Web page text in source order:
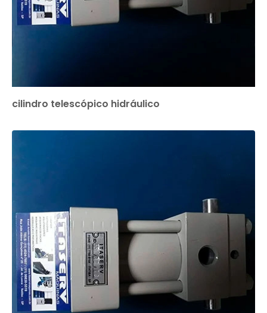
cilindro telescópico hidráulico